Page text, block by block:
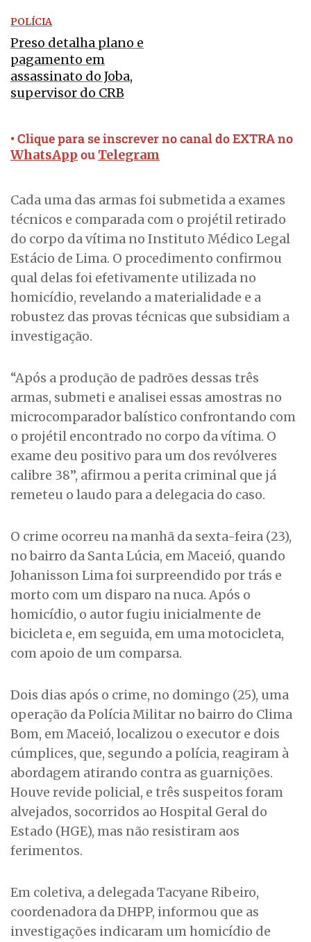
POLÍCIA
Preso detalha plano e
pagamento em
assassinato do Joba,
supervisor do CRB
• Clique para se inscrever no canal do EXTRA no
WhatsApp ou Telegram
Cada uma das armas foi submetida a exames
técnicos e comparada com o projétil retirado
do corpo da vítima no Instituto Médico Legal
Estácio de Lima. O procedimento confirmou
qual delas foi efetivamente utilizada no
homicídio, revelando a materialidade e a
robustez das provas técnicas que subsidiam a
investigação.
“Após a produção de padrões dessas três
armas, submeti e analisei essas amostras no
microcomparador balístico confrontando com
o projétil encontrado no corpo da vítima. O
exame deu positivo para um dos revólveres
calibre 38”, afirmou a perita criminal que já
remeteu o laudo para a delegacia do caso.
O crime ocorreu na manhã da sexta-feira (23),
no bairro da Santa Lúcia, em Maceió, quando
Johanisson Lima foi surpreendido por trás e
morto com um disparo na nuca. Após o
homicídio, o autor fugiu inicialmente de
bicicleta e, em seguida, em uma motocicleta,
com apoio de um comparsa.
Dois dias após o crime, no domingo (25), uma
operação da Polícia Militar no bairro do Clima
Bom, em Maceió, localizou o executor e dois
cúmplices, que, segundo a polícia, reagiram à
abordagem atirando contra as guarnições.
Houve revide policial, e três suspeitos foram
alvejados, socorridos ao Hospital Geral do
Estado (HGE), mas não resistiram aos
ferimentos.
Em coletiva, a delegada Tacyane Ribeiro,
coordenadora da DHPP, informou que as
investigações indicaram um homicídio de